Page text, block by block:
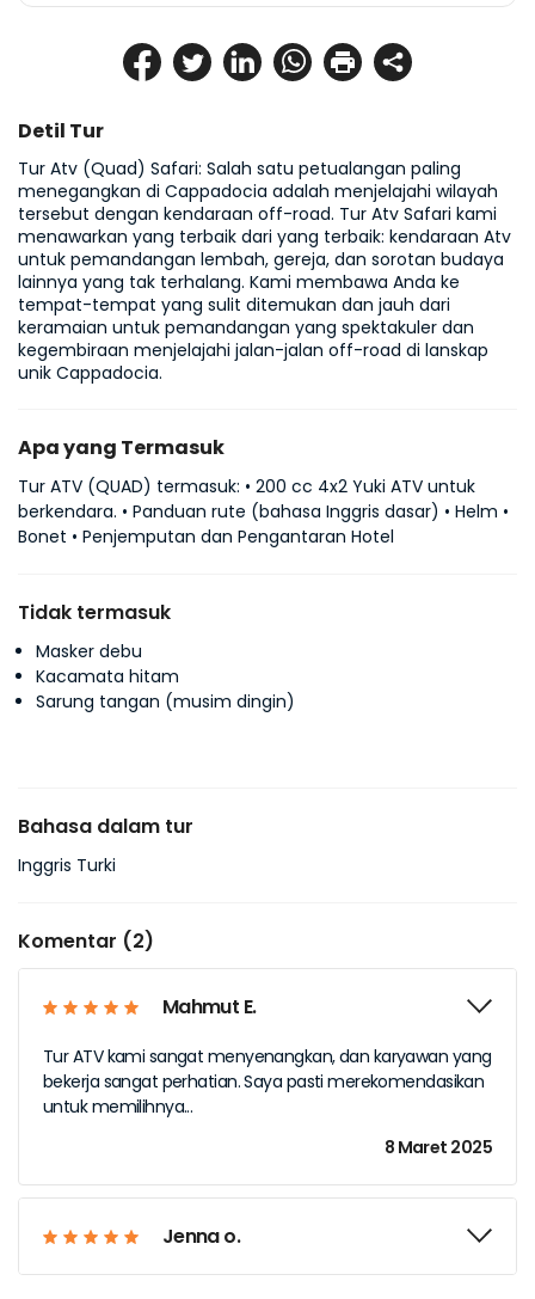
Detil Tur
Tur Atv (Quad) Safari: Salah satu petualangan paling
menegangkan di Cappadocia adalah menjelajahi wilayah
tersebut dengan kendaraan off-road. Tur Atv Safari kami
menawarkan yang terbaik dari yang terbaik: kendaraan Atv
untuk pemandangan lembah, gereja, dan sorotan budaya
lainnya yang tak terhalang. Kami membawa Anda ke
tempat-tempat yang sulit ditemukan dan jauh dari
keramaian untuk pemandangan yang spektakuler dan
kegembiraan menjelajahi jalan-jalan off-road di lanskap
unik Cappadocia.
Apa yang Termasuk
Tur ATV (QUAD) termasuk: • 200 cc 4x2 Yuki ATV untuk
berkendara. • Panduan rute (bahasa Inggris dasar) • Helm •
Bonet • Penjemputan dan Pengantaran Hotel
Tidak termasuk
Masker debu
Kacamata hitam
Sarung tangan (musim dingin)
Bahasa dalam tur
Inggris Turki
Komentar (2)
Mahmut E.
Tur ATV kami sangat menyenangkan, dan karyawan yang
bekerja sangat perhatian. Saya pasti merekomendasikan
untuk memilihnya...
8 Maret 2025
Jenna o.